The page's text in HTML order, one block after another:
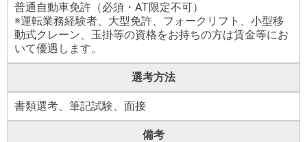
普通自動車免許（必須・AT限定不可）
※運転業務経験者、大型免許、フォークリフト、小型移
動式クレーン、玉掛等の資格をお持ちの方は賃金等にお
いて優遇します。
選考方法
書類選考、筆記試験、面接
備考